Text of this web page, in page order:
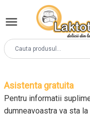
Asistenta gratuita
Pentru informatii
dumneavoastra va sta